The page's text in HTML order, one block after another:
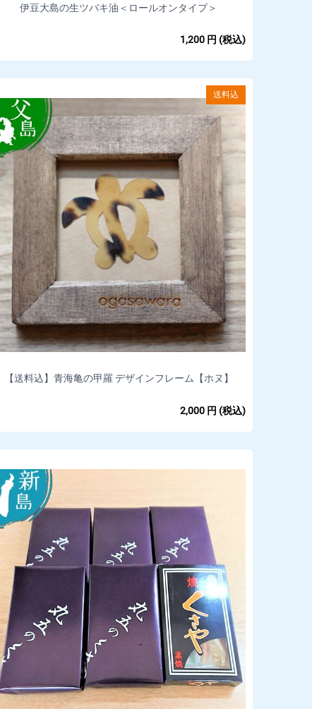
伊豆大島の生ツバキ油＜ロールオンタイプ＞
1,200 円 (税込)
送料込
【送料込】青海亀の甲羅 デザインフレーム【ホヌ】
2,000 円 (税込)